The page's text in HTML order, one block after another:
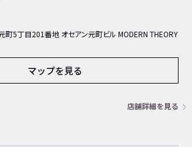
5丁⽬201番地 オセアン元町ビル MODERN THEORY
マップを見る
店舗詳細を見る